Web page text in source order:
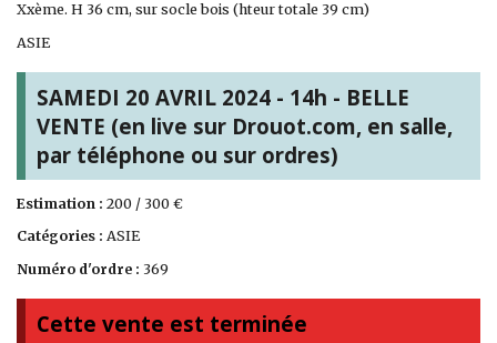
Xxème. H 36 cm, sur socle bois (hteur totale 39 cm)
ASIE
SAMEDI 20 AVRIL 2024 - 14h - BELLE
VENTE (en live sur Drouot.com, en salle,
par téléphone ou sur ordres)
Estimation : 200 / 300 €
Catégories : ASIE
Numéro d'ordre : 369
Cette vente est terminée